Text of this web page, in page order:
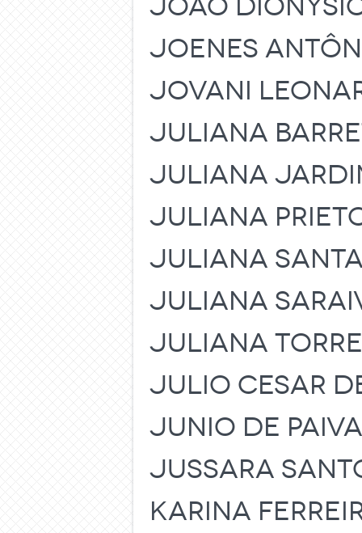
JOAO
JOENES
JOVANI
JULIANA
JULIANA
JULIANA
JULIANA
JULIANA
JULIANA
JULIO CESAR
JUNIO DE
JUSSARA
KARINA